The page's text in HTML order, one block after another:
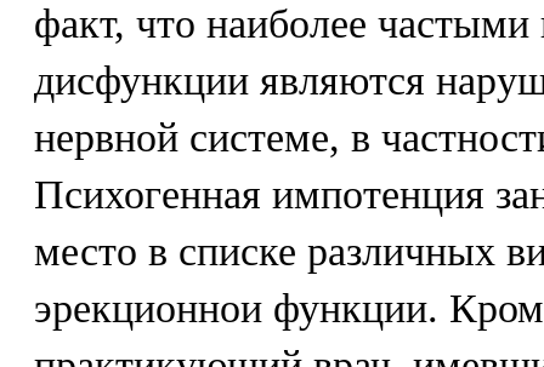
факт, что наиболее
дисфункции являются
нервной системе, в
Психогенная импотенция
место в списке различных
эрекционнои функции.